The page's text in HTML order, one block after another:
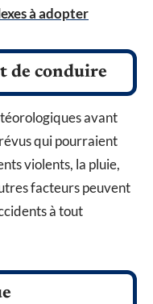
à adopter
de conduire
avant
qui pourraient
violents, la pluie,
facteurs peuvent
à tout